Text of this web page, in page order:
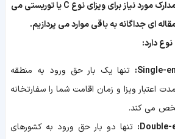
در این مقاله ما به نکات و مدارک مورد نیاز برای ویزای نوع C یا توریستی می
ای جداگانه به باقی موارد می پردازیم.
دارد:
تنها یک بار حق ورود به منطقه
اعتبار ویزا و زمان اقامت شما را سفارتخانه
می کند.
تنها دو بار حق ورود به کشورهای